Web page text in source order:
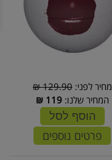
מחיר לפני:129.90 ₪
המחיר שלנו:119
₪
הוסף לסל
פרטים נוספים